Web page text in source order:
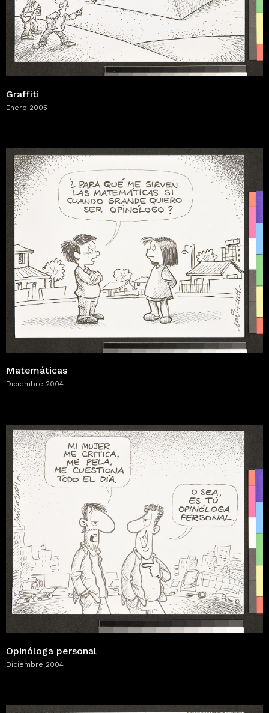
Graffiti
Enero 2005
Matemáticas
Diciembre 2004
Opinóloga personal
Diciembre 2004